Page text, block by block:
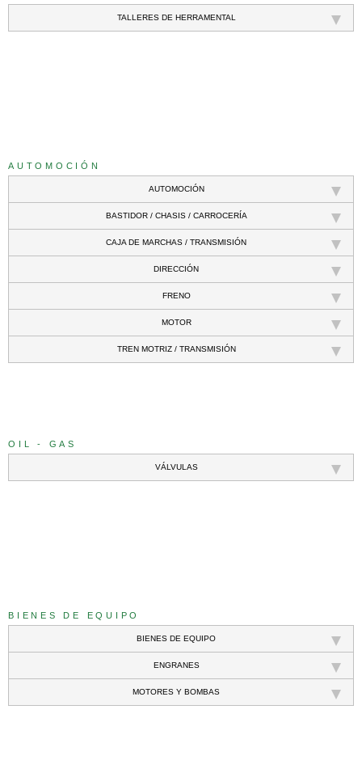
TALLERES DE HERRAMENTAL
AUTOMOCIÓN
AUTOMOCIÓN
BASTIDOR / CHASIS / CARROCERÍA
CAJA DE MARCHAS / TRANSMISIÓN
DIRECCIÓN
FRENO
MOTOR
TREN MOTRIZ / TRANSMISIÓN
OIL - GAS
VÁLVULAS
BIENES DE EQUIPO
BIENES DE EQUIPO
ENGRANES
MOTORES Y BOMBAS